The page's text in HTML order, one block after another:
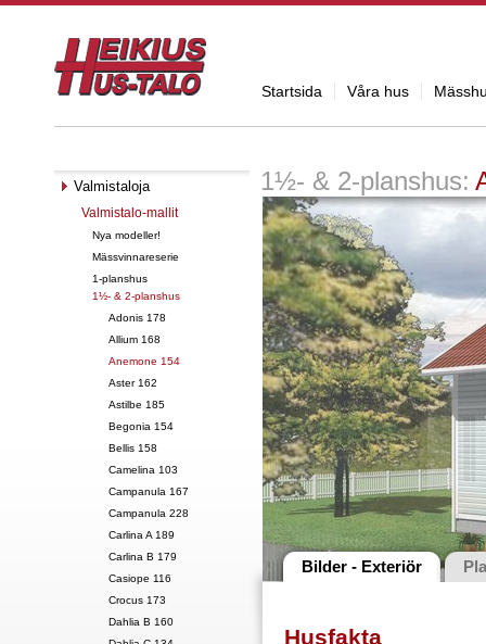
Startsida Våra hus
Valmistaloja
Valmistalo-mallit
Nya modeller!
Mässvinnareserie
1-planshus
1½- & 2-planshus
Adonis 178
Allium 168
Anemone 154
Aster 162
Astilbe 185
Begonia 154
Bellis 158
Camelina 103
Campanula 167
Campanula 228
Carlina A 189
Carlina B 179
Casiope 116
Crocus 173
Dahlia B 160
1½- & 2-planshus:
Bilder - Exteriör
Husfakta